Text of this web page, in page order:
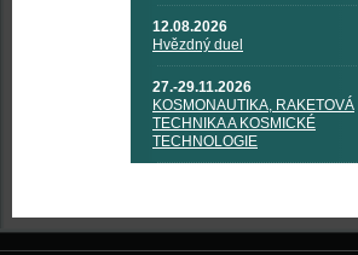
12.08.2026
Hvězdný duel
27.-29.11.2026
KOSMONAUTIKA, RAKETOVÁ
TECHNIKA A KOSMICKÉ
TECHNOLOGIE